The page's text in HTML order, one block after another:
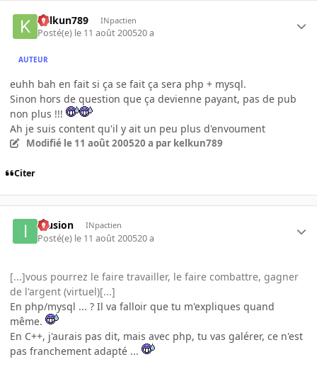
kelkun789 INpactien
Posté(e) le 11 août 200520 a
AUTEUR
euhh bah en fait si ça se fait ça sera php + mysql.
Sinon hors de question que ça devienne payant, pas de pub
non plus !!!
Ah je suis content qu'il y ait un peu plus d'envoument
Modifié le 11 août 200520 a par kelkun789
Citer
Illusion INpactien
Posté(e) le 11 août 200520 a
[...]vous pourrez le faire travailler, le faire combattre, gagner
de l'argent (virtuel)[...]
En php/mysql ... ? Il va falloir que tu m'expliques quand
même.
En C++, j'aurais pas dit, mais avec php, tu vas galérer, ce n'est
pas franchement adapté ...